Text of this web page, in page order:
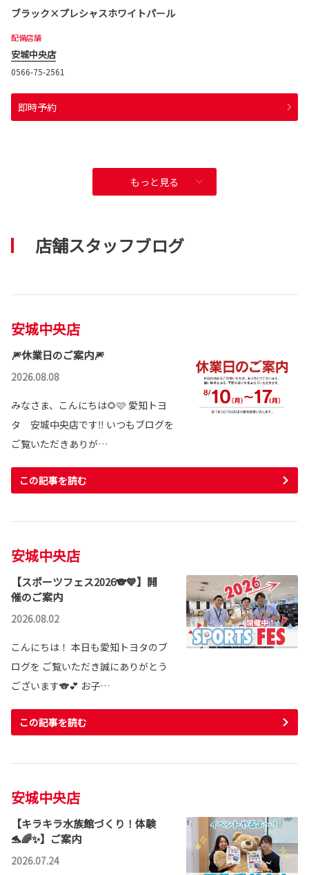
ブラック×プレシャスホワイトパール
配備店舗
安城中央店
0566-75-2561
即時予約
もっと見る
店舗スタッフブログ
安城中央店
🎆休業日のご案内🎆
2026.08.08
みなさま、こんにちは🌻🩷 愛知トヨ
タ 安城中央店です‼️ いつもブログを
ご覧いただきありが…
この記事を読む
安城中央店
【スポーツフェス2026🐨💙】開
催のご案内
2026.08.02
こんにちは！ 本日も愛知トヨタのブ
ログを ご覧いただき誠にありがとう
ございます🐨💕 お子…
この記事を読む
安城中央店
【キラキラ水族館づくり！体験
🐬🌈✨】ご案内
2026.07.24